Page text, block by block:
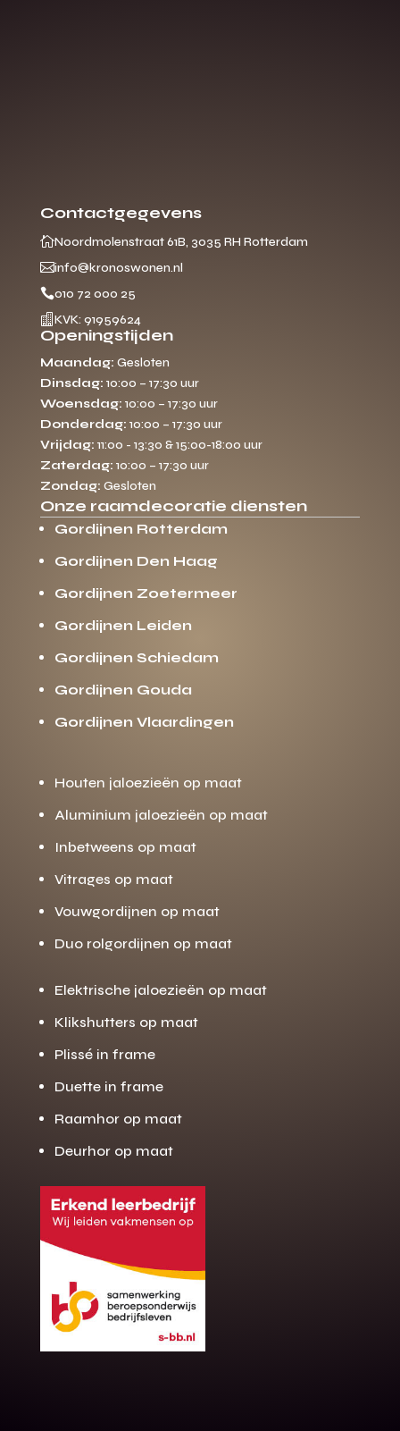
Gratis offerte
op maat?
Binnen 24 uur jouw gratis offerte
10 jaar garantie op de montage
Contactgegevens
Noordmolenstraat 61B, 3035 RH Rotterdam
info@kronoswonen.nl
010 72 000 25
 KVK: 91959624
Openingstijden
Maandag: Gesloten
Dinsdag: 10:00 – 17:30 uur
Woensdag: 10:00 – 17:30 uur
Donderdag: 10:00 – 17:30 uur
Vrijdag: 11:00 - 13:30 & 15:00-18:00 uur
Zaterdag: 10:00 – 17:30 uur
Zondag: Gesloten
Onze raamdecoratie diensten
Gordijnen Rotterdam
Gordijnen Den Haag
Gordijnen Zoetermeer
Gordijnen Leiden
Gordijnen Schiedam
Gordijnen Gouda
Gordijnen Vlaardingen
Houten jaloezieën op maat
Aluminium jaloezieën op maat
Inbetweens op maat
Vitrages op maat
Vouwgordijnen op maat
Duo rolgordijnen op maat
Elektrische jaloezieën op maat
Klikshutters op maat
Plissé in frame
Duette in frame
Raamhor op maat
Deurhor op maat